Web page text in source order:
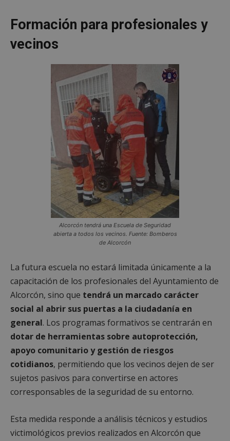
Formación para profesionales y
vecinos
Alcorcón tendrá una Escuela de Seguridad
abierta a todos los vecinos. Fuente: Bomberos
de Alcorcón
La futura escuela no estará limitada únicamente a la
capacitación de los profesionales del Ayuntamiento de
Alcorcón, sino que tendrá un marcado carácter
social al abrir sus puertas a la ciudadanía en
general. Los programas formativos se centrarán en
dotar de herramientas sobre autoprotección,
apoyo comunitario y gestión de riesgos
cotidianos, permitiendo que los vecinos dejen de ser
sujetos pasivos para convertirse en actores
corresponsables de la seguridad de su entorno.
Esta medida responde a análisis técnicos y estudios
victimológicos previos realizados en Alcorcón que